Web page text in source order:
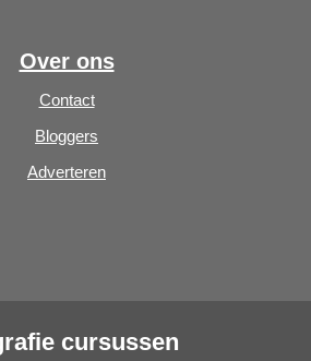
Over ons
Contact
Bloggers
Adverteren
cursussen